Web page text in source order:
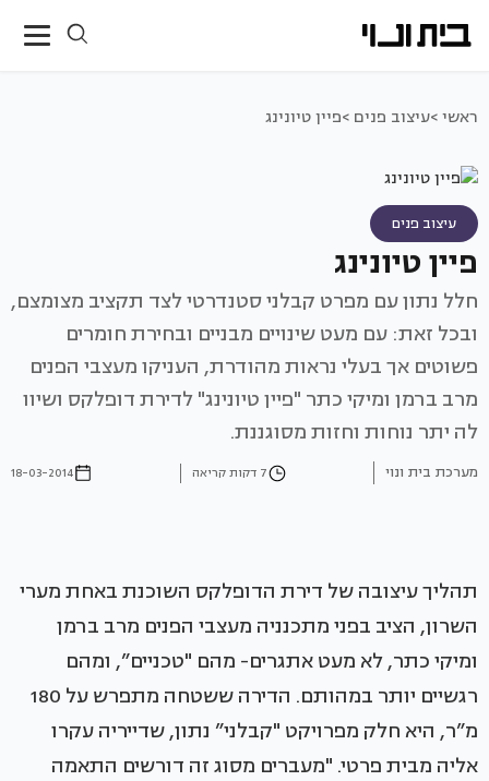
ראשי >עיצוב פנים >פיין טיונינג
עיצוב פנים
פיין טיונינג
חלל נתון עם מפרט קבלני סטנדרטי לצד תקציב מצומצם,
ובכל זאת: עם מעט שינויים מבניים ובחירת חומרים
פשוטים אך בעלי נראות מהודרת, העניקו מעצבי הפנים
מרב ברמן ומיקי כתר "פיין טיונינג" לדירת דופלקס ושיוו
לה יתר נוחות וחזות מסוגננת.
מערכת בית ונוי 7 דקות קריאה 18-03-2014
תהליך עיצובה של דירת הדופלקס השוכנת באחת מערי
השרון, הציב בפני מתכנניה מעצבי הפנים מרב ברמן
ומיקי כתר, לא מעט אתגרים- מהם "טכניים”, ומהם
רגשיים יותר במהותם. הדירה ששטחה מתפרש על 180
מ”ר, היא חלק מפרויקט "קבלני” נתון, שדייריה עקרו
אליה מבית פרטי. "מעברים מסוג זה דורשים התאמה